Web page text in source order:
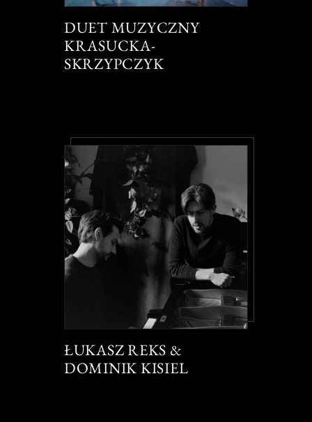
DUET MUZYCZNY
KRASUCKA-
SKRZYPCZYK
ŁUKASZ REKS &
DOMINIK KISIEL